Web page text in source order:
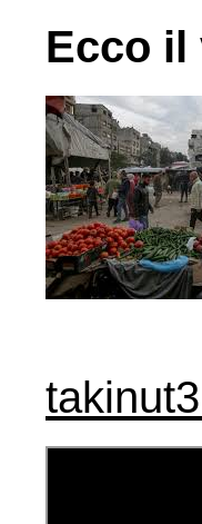
Ecco il